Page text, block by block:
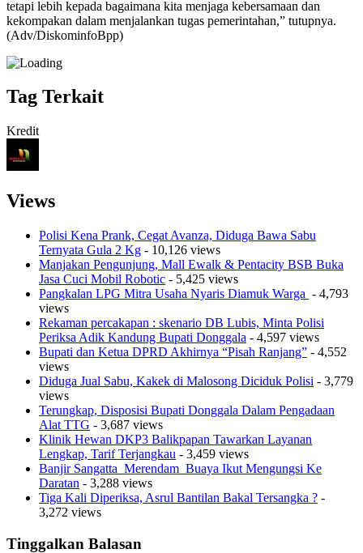
tetapi lebih kepada bagaimana kita menjaga kebersamaan dan
kekompakan dalam menjalankan tugas pemerintahan,” tutupnya.
(Adv/DiskominfoBpp)
Tag Terkait
Kredit
Views
Polisi Kena Prank, Cegat Avanza, Diduga Bawa Sabu
Ternyata Gula 2 Kg - 10,126 views
Manjakan Pengunjung, Mall Ewalk & Pentacity BSB Buka
Jasa Cuci Mobil Robotic - 5,425 views
Pangkalan LPG Mitra Usaha Nyaris Diamuk Warga - 4,793
views
Rekaman percakapan : skenario DB Lubis, Minta Polisi
Periksa Adik Kandung Bupati Donggala - 4,597 views
Bupati dan Ketua DPRD Akhirnya “Pisah Ranjang” - 4,552
views
Diduga Jual Sabu, Kakek di Malosong Diciduk Polisi - 3,779
views
Terungkap, Disposisi Bupati Donggala Dalam Pengadaan
Alat TTG - 3,687 views
Klinik Hewan DKP3 Balikpapan Tawarkan Layanan
Lengkap, Tarif Terjangkau - 3,459 views
Banjir Sangatta Merendam Buaya Ikut Mengungsi Ke
Daratan - 3,288 views
Tiga Kali Diperiksa, Asrul Bantilan Bakal Tersangka ? -
3,272 views
Tinggalkan Balasan